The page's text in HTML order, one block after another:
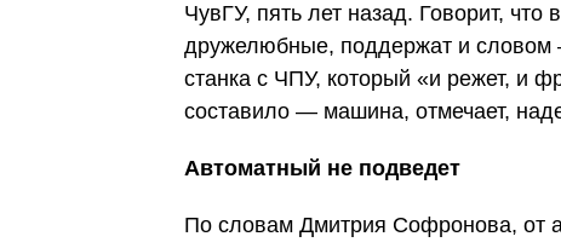
ЧувГУ, пять лет назад. Говорит,
дружелюбные, поддержат и
станка с ЧПУ, который «и режет, и
составило — машина, отмечает,
Автоматный не подведет
По словам Дмитрия Софронова, от